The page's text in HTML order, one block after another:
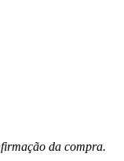
da compra.